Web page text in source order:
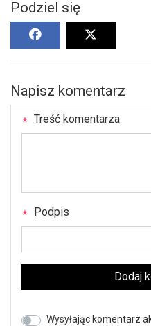
Podziel się
Napisz komentarz
Treść komentarza
Podpis
Dodaj
Wysyłając komentarz